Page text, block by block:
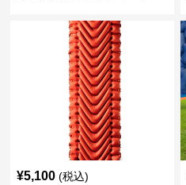
¥5,100 (税込)